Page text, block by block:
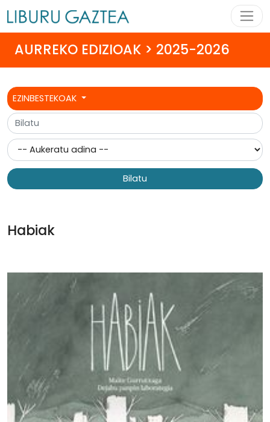
AURREKO EDIZIOAK > 2025-2026
EZINBESTEKOAK
Bilatu
Habiak